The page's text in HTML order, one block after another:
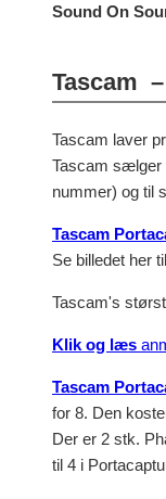
Sound On
Tascam
Tascam laver
Tascam sælger
nummer) og til
Tascam
Se billedet her
Tascam's
Klik og læs
Tascam
for 8. Den
Der er 2 stk.
til 4 i